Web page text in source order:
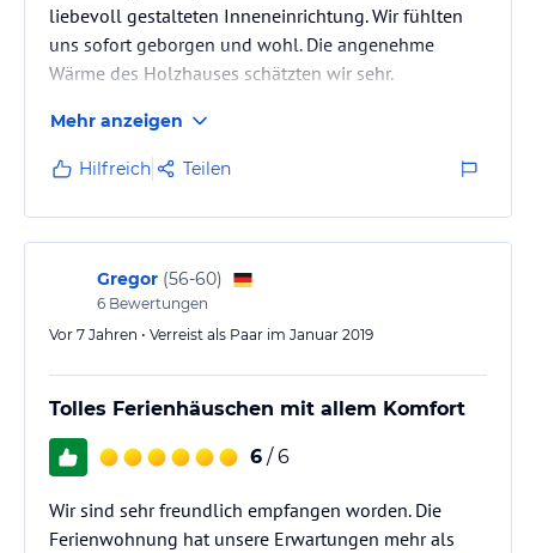
liebevoll gestalteten Inneneinrichtung. Wir fühlten
uns sofort geborgen und wohl. Die angenehme
Wärme des Holzhauses schätzten wir sehr.
Mehr anzeigen
Hilfreich Teilen
Gregor (56-60)
6 Bewertungen
Vor 7 Jahren • Verreist als Paar im Januar 2019
Tolles Ferienhäuschen mit allem Komfort
6 / 6
Wir sind sehr freundlich empfangen worden. Die
Ferienwohnung hat unsere Erwartungen mehr als